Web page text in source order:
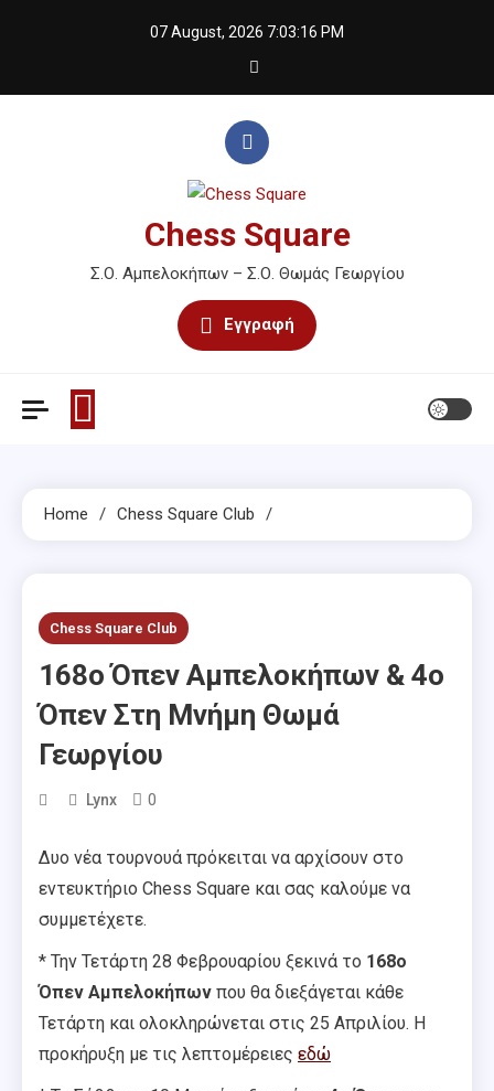
07 August, 2026 7:03:16 PM
Chess Square
Σ.Ο. Αμπελοκήπων – Σ.Ο. Θωμάς Γεωργίου
Εγγραφή
Home Chess Square Club
Chess Square Club
168ο Όπεν Αμπελοκήπων & 4ο
Όπεν Στη Μνήμη Θωμά
Γεωργίου
Lynx 0
Δυο νέα τουρνουά πρόκειται να αρχίσουν στο
εντευκτήριο Chess Square και σας καλούμε να
συμμετέχετε.
* Την Τετάρτη 28 Φεβρουαρίου ξεκινά το 168ο
Όπεν Αμπελοκήπων που θα διεξάγεται κάθε
Τετάρτη και ολοκληρώνεται στις 25 Απριλίου. Η
προκήρυξη με τις λεπτομέρειες εδώ